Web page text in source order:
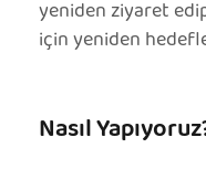
yeniden ziyaret
için yeniden
Nasıl